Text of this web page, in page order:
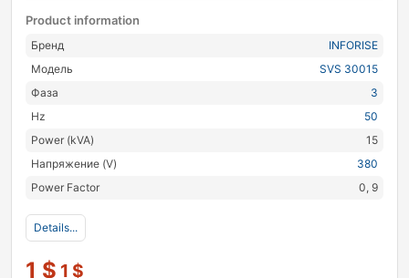
Product information
Бренд
INFORISE
Модель
SVS 30015
Фаза
3
Hz
50
Power (kVA)
15
Напряжение (V)
380
Power Factor
0, 9
Details...
1 $ 1 $